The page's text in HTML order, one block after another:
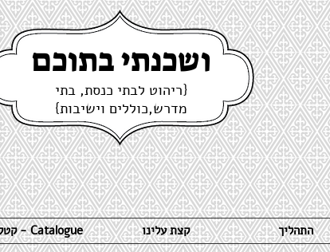
ושכנתי בתוכם
{ריהוט לבתי כנסת, בתי
מדרש,כוללים וישיבות}
קטלוג - Catalogue קצת עלינו התהליך